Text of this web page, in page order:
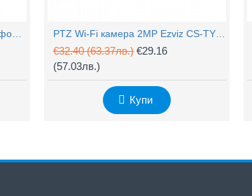
€32.40(63.37лв.) €29.16
(57.03лв.)
Купи